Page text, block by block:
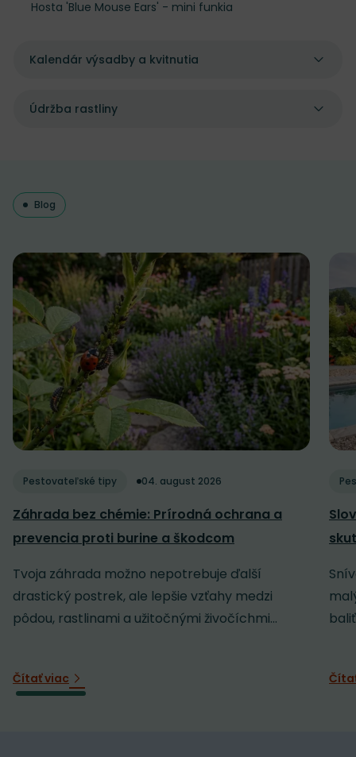
Hosta 'Blue Mouse Ears' - mini funkia
Kalendár výsadby a kvitnutia
Údržba rastliny
Blog
Pestovateľské tipy 04. august 2026
Záhrada bez chémie: Prírodná ochrana a
prevencia proti burine a škodcom
Tvoja záhrada možno nepotrebuje ďalší
drastický postrek, ale lepšie vzťahy medzi
pôdou, rastlinami a užitočnými živočíchmi...
Čítať viac